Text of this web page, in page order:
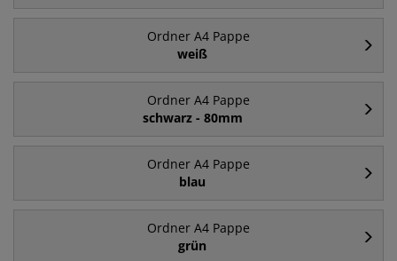
Ordner A4 Pappe
weiß
Ordner A4 Pappe
schwarz - 80mm
Ordner A4 Pappe
blau
Ordner A4 Pappe
grün